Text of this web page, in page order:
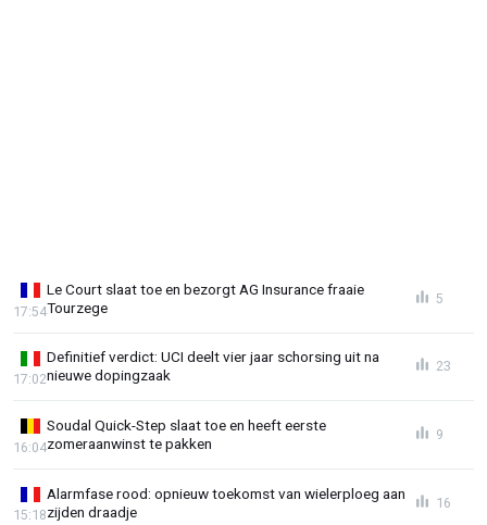
Le Court slaat toe en bezorgt AG Insurance fraaie
Tourzege
17:54
5
Definitief verdict: UCI deelt vier jaar schorsing uit na
nieuwe dopingzaak
17:02
23
Soudal Quick-Step slaat toe en heeft eerste
zomeraanwinst te pakken
16:04
9
Alarmfase rood: opnieuw toekomst van wielerploeg aan
zijden draadje
15:18
16